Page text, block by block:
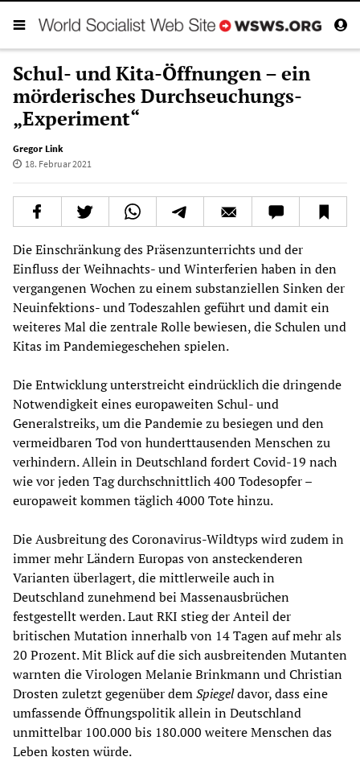
Schul- und Kita-Öffnungen – ein
mörderisches Durchseuchungs-
„Experiment“
Gregor Link
18. Februar 2021
Die Einschränkung des Präsenzunterrichts und der
Einfluss der Weihnachts- und Winterferien haben in den
vergangenen Wochen zu einem substanziellen Sinken der
Neuinfektions- und Todeszahlen geführt und damit ein
weiteres Mal die zentrale Rolle bewiesen, die Schulen und
Kitas im Pandemiegeschehen spielen.
Die Entwicklung unterstreicht eindrücklich die dringende
Notwendigkeit eines europaweiten Schul- und
Generalstreiks, um die Pandemie zu besiegen und den
vermeidbaren Tod von hunderttausenden Menschen zu
verhindern. Allein in Deutschland fordert Covid-19 nach
wie vor jeden Tag durchschnittlich 400 Todesopfer –
europaweit kommen täglich 4000 Tote hinzu.
Die Ausbreitung des Coronavirus-Wildtyps wird zudem in
immer mehr Ländern Europas von ansteckenderen
Varianten überlagert, die mittlerweile auch in
Deutschland zunehmend bei Massenausbrüchen
festgestellt werden. Laut RKI stieg der Anteil der
britischen Mutation innerhalb von 14 Tagen auf mehr als
20 Prozent. Mit Blick auf die sich ausbreitenden Mutanten
warnten die Virologen Melanie Brinkmann und Christian
Drosten zuletzt gegenüber demSpiegeldavor, dass eine
umfassende Öffnungspolitik allein in Deutschland
unmittelbar 100.000 bis 180.000 weitere Menschen das
Leben kosten würde.